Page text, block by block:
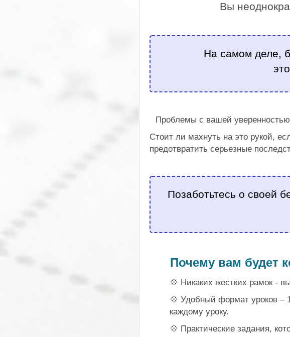
Вы
На самом деле,
это
Проблемы с вашей
Стоит ли махнуть на это рукой,
предотвратить серьезные
Позаботьтесь о своей
Почему вам будет
💠 Никаких жестких рамок -
💠 Удобный формат уроков –
каждому уроку.
💠 Практические задания,